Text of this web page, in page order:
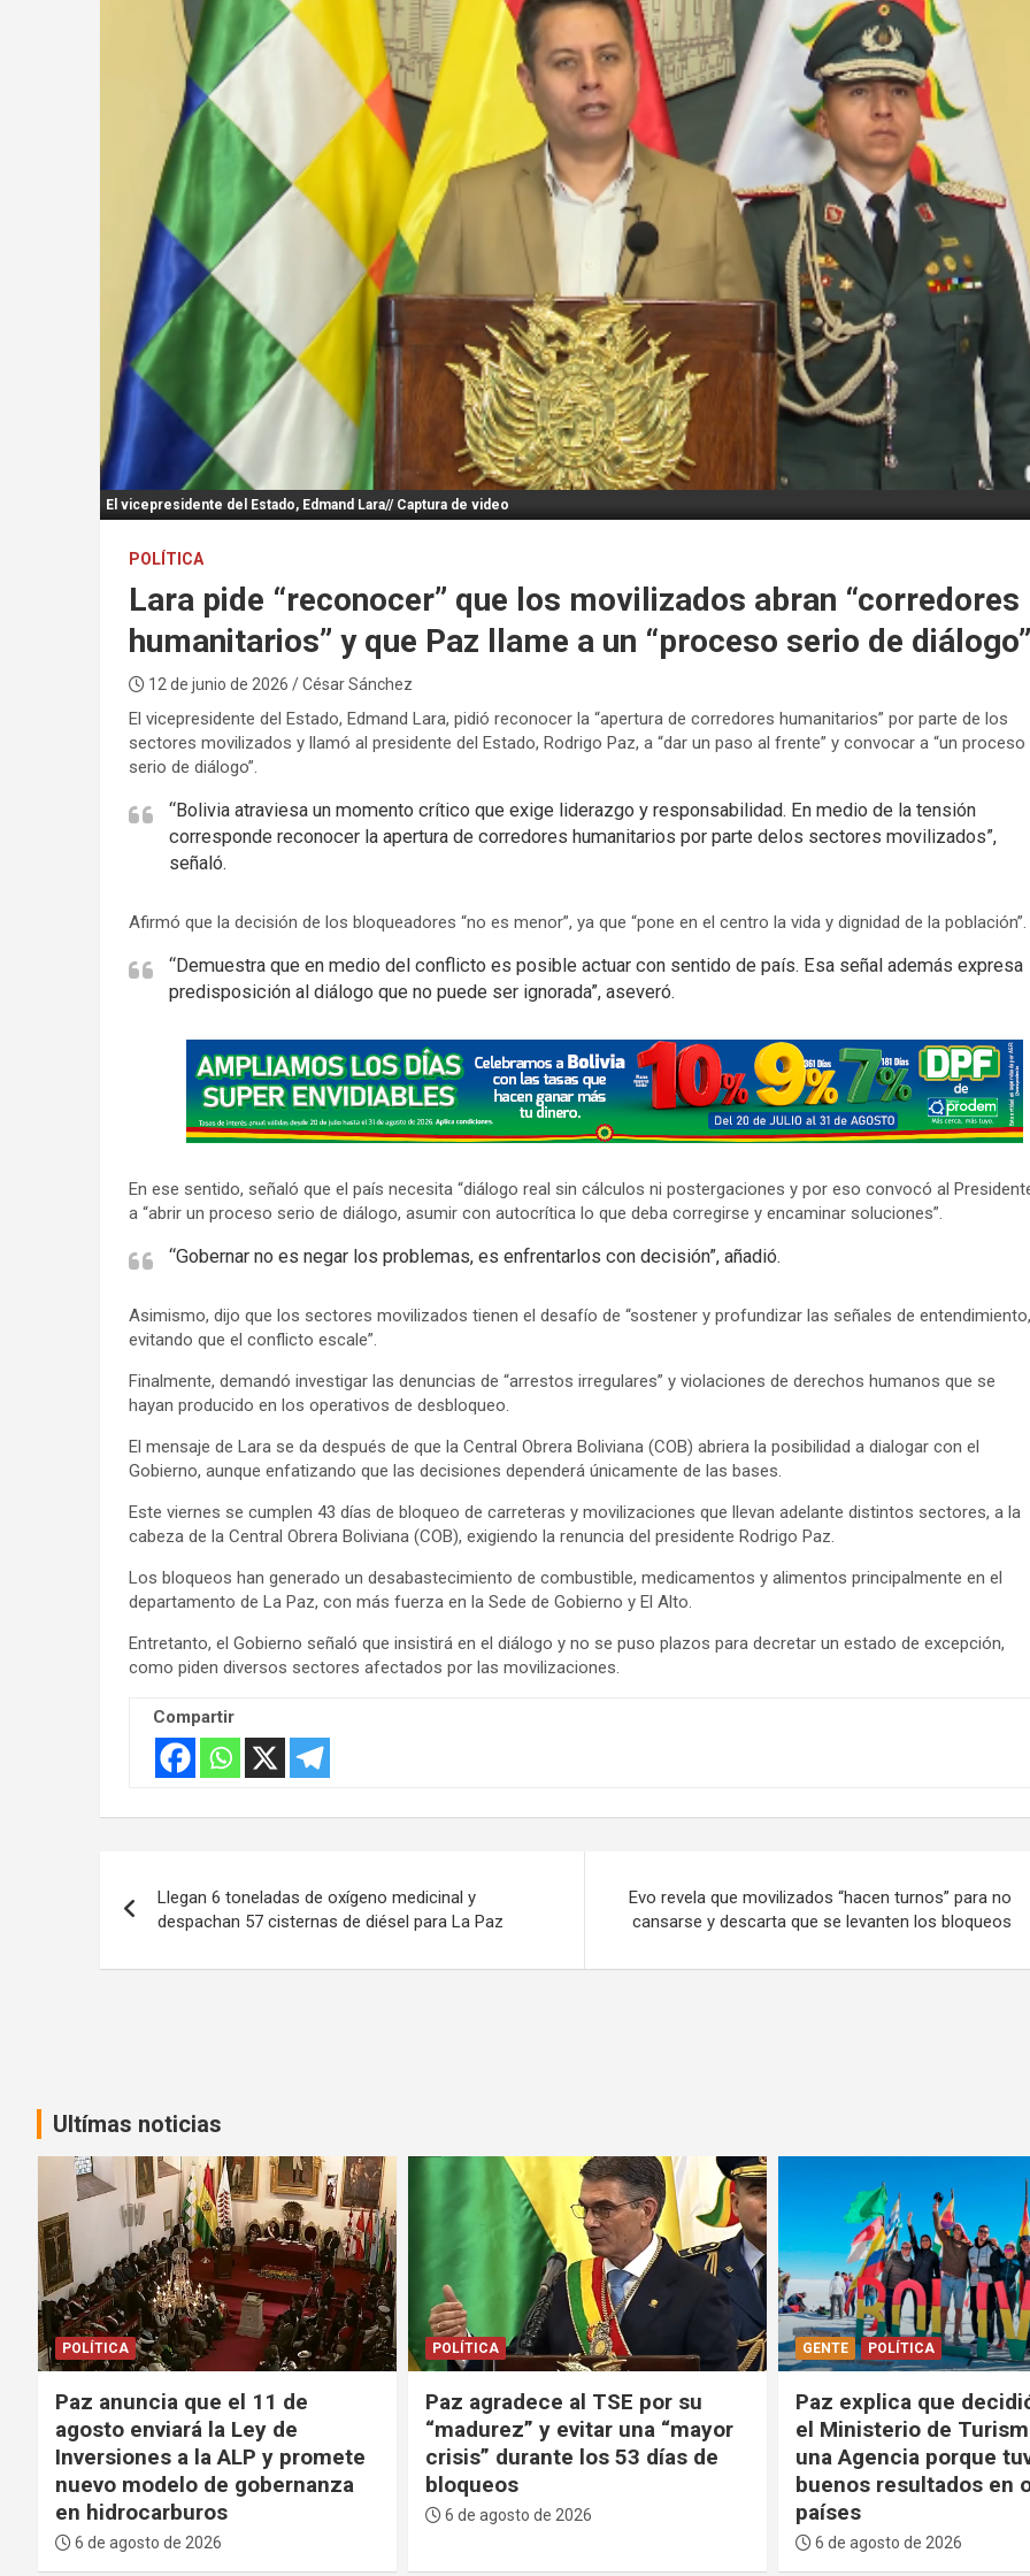
El vicepresidente del Estado, Edmand Lara// Captura de video
POLÍTICA
Lara pide “reconocer” que los movilizados abran “corredores
humanitarios” y que Paz llame a un “proceso serio de diálogo”
12 de junio de 2026 / César Sánchez
El vicepresidente del Estado, Edmand Lara, pidió reconocer la “apertura de corredores humanitarios” por parte de los
sectores movilizados y llamó al presidente del Estado, Rodrigo Paz, a “dar un paso al frente” y convocar a “un proceso
serio de diálogo”.
“Bolivia atraviesa un momento crítico que exige liderazgo y responsabilidad. En medio de la tensión
corresponde reconocer la apertura de corredores humanitarios por parte delos sectores movilizados”,
señaló.
Afirmó que la decisión de los bloqueadores “no es menor”, ya que “pone en el centro la vida y dignidad de la población”.
“Demuestra que en medio del conflicto es posible actuar con sentido de país. Esa señal además expresa
predisposición al diálogo que no puede ser ignorada”, aseveró.
A
d
v
e
t
s
m
e
n
t
:
En ese sentido, señaló que el país necesita “diálogo real sin cálculos ni postergaciones y por eso convocó al
a “abrir un proceso serio de diálogo, asumir con autocrítica lo que deba corregirse y encaminar soluciones”.
“Gobernar no es negar los problemas, es enfrentarlos con decisión”, añadió.
Asimismo, dijo que los sectores movilizados tienen el desafío de “sostener y profundizar las señales de entendimiento,
evitando que el conflicto escale”.
Finalmente, demandó investigar las denuncias de “arrestos irregulares” y violaciones de derechos humanos que se
hayan producido en los operativos de desbloqueo.
El mensaje de Lara se da después de que la Central Obrera Boliviana (COB) abriera la posibilidad a dialogar con el
Gobierno, aunque enfatizando que las decisiones dependerá únicamente de las bases.
Este viernes se cumplen 43 días de bloqueo de carreteras y movilizaciones que llevan adelante distintos sectores, a la
cabeza de la Central Obrera Boliviana (COB), exigiendo la renuncia del presidente Rodrigo Paz.
Los bloqueos han generado un desabastecimiento de combustible, medicamentos y alimentos principalmente en el
departamento de La Paz, con más fuerza en la Sede de Gobierno y El Alto.
Entretanto, el Gobierno señaló que insistirá en el diálogo y no se puso plazos para decretar un estado de excepción,
como piden diversos sectores afectados por las movilizaciones.
Compartir
de
entradas
Llegan 6 toneladas de oxígeno medicinal y
despachan 57 cisternas de diésel para La Paz
Evo revela que movilizados “hacen turnos” para no
cansarse y descarta que se levanten los bloqueos
Ultímas noticias
POLÍTICA
Paz agradece al TSE por su
“madurez” y evitar una “mayor
crisis” durante los 53 días de
bloqueos
6 de agosto de 2026
GENTE POLÍTICA
Paz explica que decidió cerrar
el Ministerio de Turismo y crear
una Agencia porque tuvo
buenos resultados en otros
países
POLÍTICA
Paz anuncia que creará
Comisionado para la
Institucional y la
la lucha contra la
6 de agosto de 2026